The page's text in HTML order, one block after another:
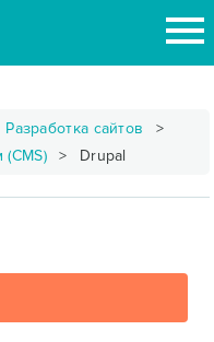
Разработка сайтов
Drupal